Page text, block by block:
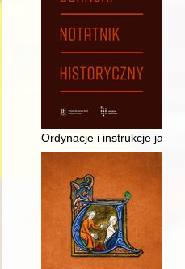
Ordynacje i instrukcje jako